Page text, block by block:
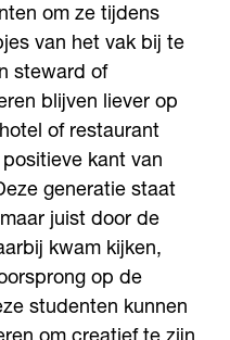
om ze tijdens
van het vak bij te
steward of
blijven liever op
of restaurant
kant van
generatie staat
juist door de
kwam kijken,
op de
studenten kunnen